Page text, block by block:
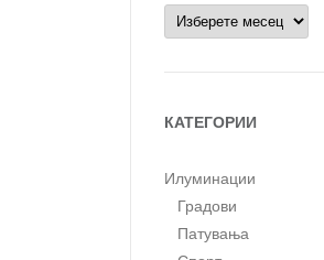
Архиви
КАТЕГОРИИ
Илуминации
Градови
Патувања